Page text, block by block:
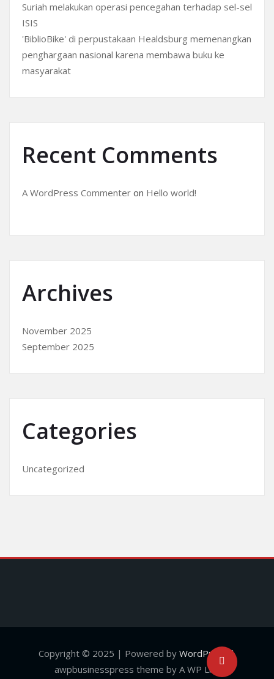
Suriah melakukan operasi pencegahan terhadap sel-sel
ISIS
'BiblioBike' di perpustakaan Healdsburg memenangkan
penghargaan nasional karena membawa buku ke
masyarakat
Recent Comments
A WordPress Commenter on Hello world!
Archives
November 2025
September 2025
Categories
Uncategorized
Copyright © 2025 | Powered by WordPress
|
awpbusinesspress theme by A WP Life